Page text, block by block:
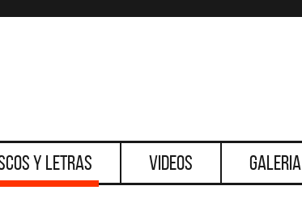
y Letras Videos Galeria
DESTACADOS